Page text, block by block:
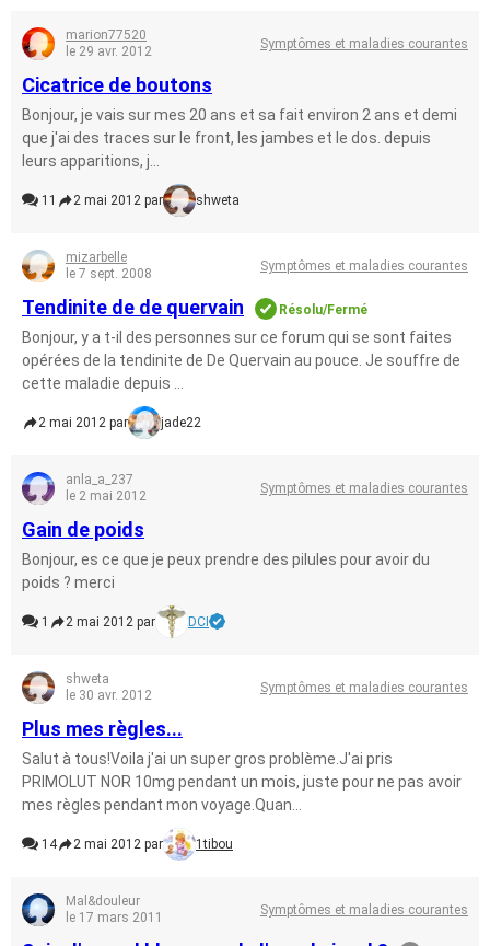
marion77520
le 29 avr. 2012
Symptômes et maladies courantes
Cicatrice de boutons
Bonjour, je vais sur mes 20 ans et sa fait environ 2 ans et demi
que j'ai des traces sur le front, les jambes et le dos. depuis
leurs apparitions, j...
11 2 mai 2012 par shweta
mizarbelle
le 7 sept. 2008
Symptômes et maladies courantes
Tendinite de de quervain Résolu/Fermé
Bonjour, y a t-il des personnes sur ce forum qui se sont faites
opérées de la tendinite de De Quervain au pouce. Je souffre de
cette maladie depuis ...
2 mai 2012 par jade22
anla_a_237
le 2 mai 2012
Symptômes et maladies courantes
Gain de poids
Bonjour, es ce que je peux prendre des pilules pour avoir du
poids ? merci
1 2 mai 2012 par DCI
shweta
le 30 avr. 2012
Symptômes et maladies courantes
Plus mes règles...
Salut à tous!Voila j'ai un super gros problème.J'ai pris
PRIMOLUT NOR 10mg pendant un mois, juste pour ne pas avoir
mes règles pendant mon voyage.Quan...
14 2 mai 2012 par 1tibou
Mal&douleur
le 17 mars 2011
Symptômes et maladies courantes